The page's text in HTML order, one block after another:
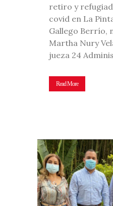
retiro y
covid en La
Gallego Berrío,
Martha Nury
jueza 24
Read More